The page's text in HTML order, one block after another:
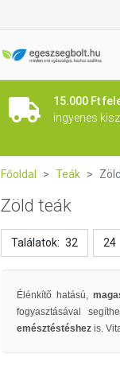
15.000 Ft
ingyenes
Főoldal Teák
Zöld teák
Találatok: 32 24
Élénkítő hatású,
fogyasztásával
emésztéstéshez is.